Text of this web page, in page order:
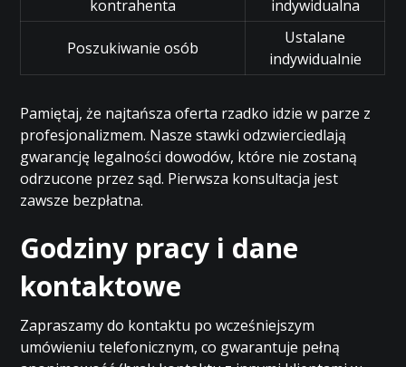
kontrahenta indywidualna
Poszukiwanie osób
Ustalane
indywidualnie
Pamiętaj, że najtańsza oferta rzadko idzie w parze z
profesjonalizmem. Nasze stawki odzwierciedlają
gwarancję legalności dowodów, które nie zostaną
odrzucone przez sąd. Pierwsza konsultacja jest
zawsze bezpłatna.
Godziny pracy i dane
kontaktowe
Zapraszamy do kontaktu po wcześniejszym
umówieniu telefonicznym, co gwarantuje pełną